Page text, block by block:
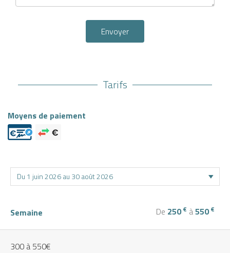
Envoyer
Tarifs
Moyens de paiement
Semaine De 250€ à550€
300 à 550€